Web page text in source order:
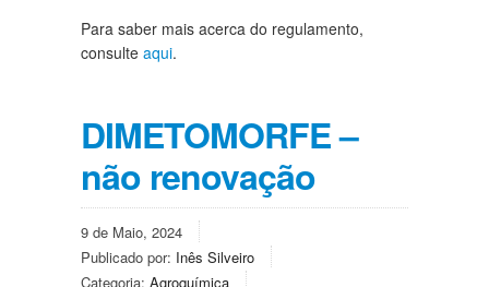
Para saber mais acerca do regulamento,
consulte aqui.
DIMETOMORFE –
não renovação
9 de Maio, 2024
Publicado por: Inês Silveiro
Categoria: Agroquímica